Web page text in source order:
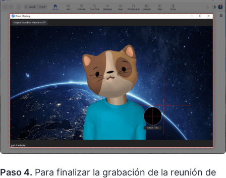
Paso 4. Para finalizar la grabación de la reunión de